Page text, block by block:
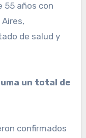
55 años con
de salud y
un total de
confirmados